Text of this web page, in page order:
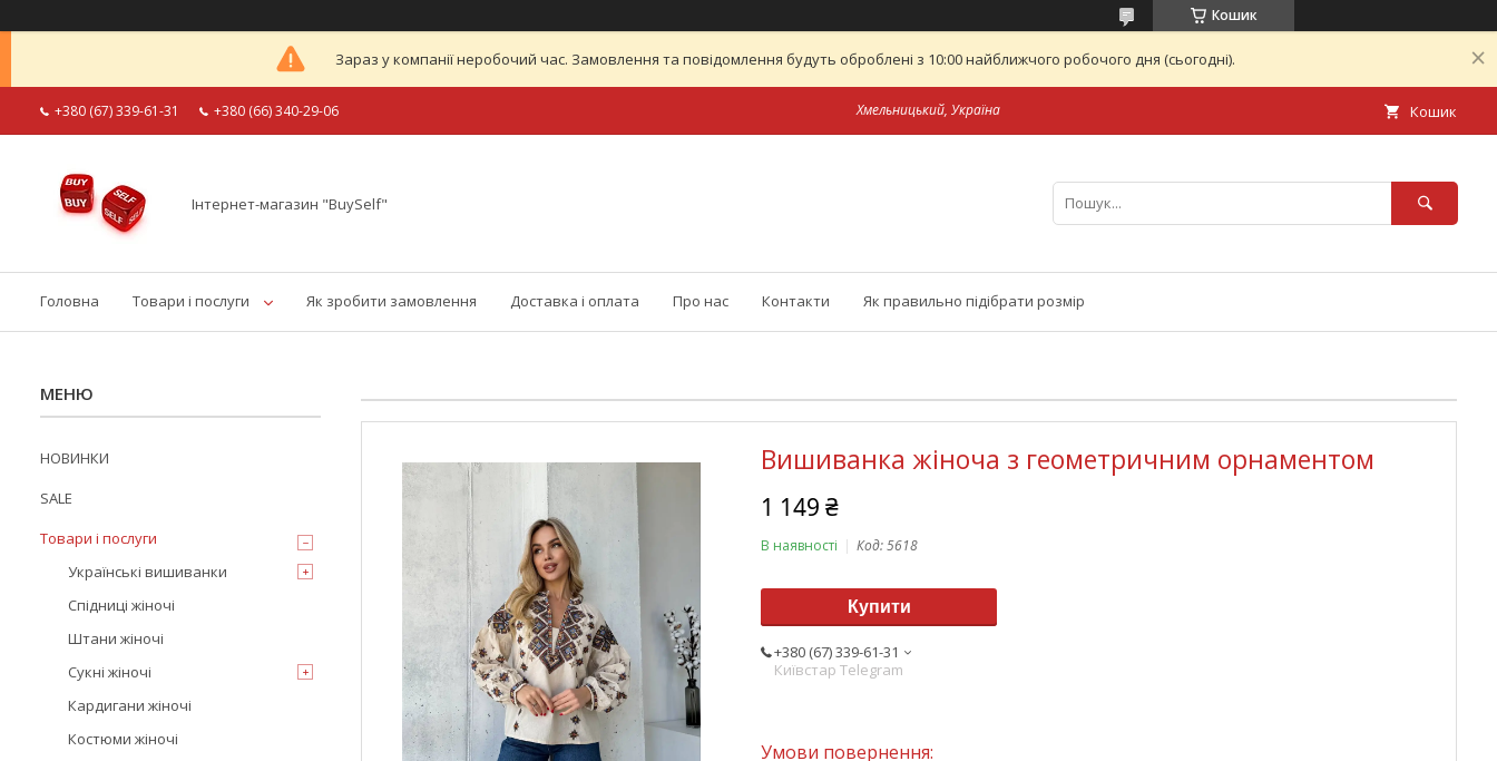
Кошик
Зараз у компанії неробочий час. Замовлення та повідомлення будуть оброблені з 10:00 найближчого робочого дня (сьогодні).
+380 (67) 339-61-31 +380 (66) 340-29-06 Хмельницький, Україна Кошик
Інтернет-магазин "BuySelf"
Головна Товари і послуги Як зробити замовлення Доставка і оплата Про нас Контакти Як правильно підібрати розмір
Вишиванка жіноча з геометричним орнаментом
1 149 ₴
В наявності Код:5618
Купити
+380 (67) 339-61-31
Київстар Telegram
НОВИНКИ
SALE
Товари і послуги
Українські вишиванки
Спідниці жіночі
Штани жіночі
Сукні жіночі
Кардигани жіночі
Костюми жіночі